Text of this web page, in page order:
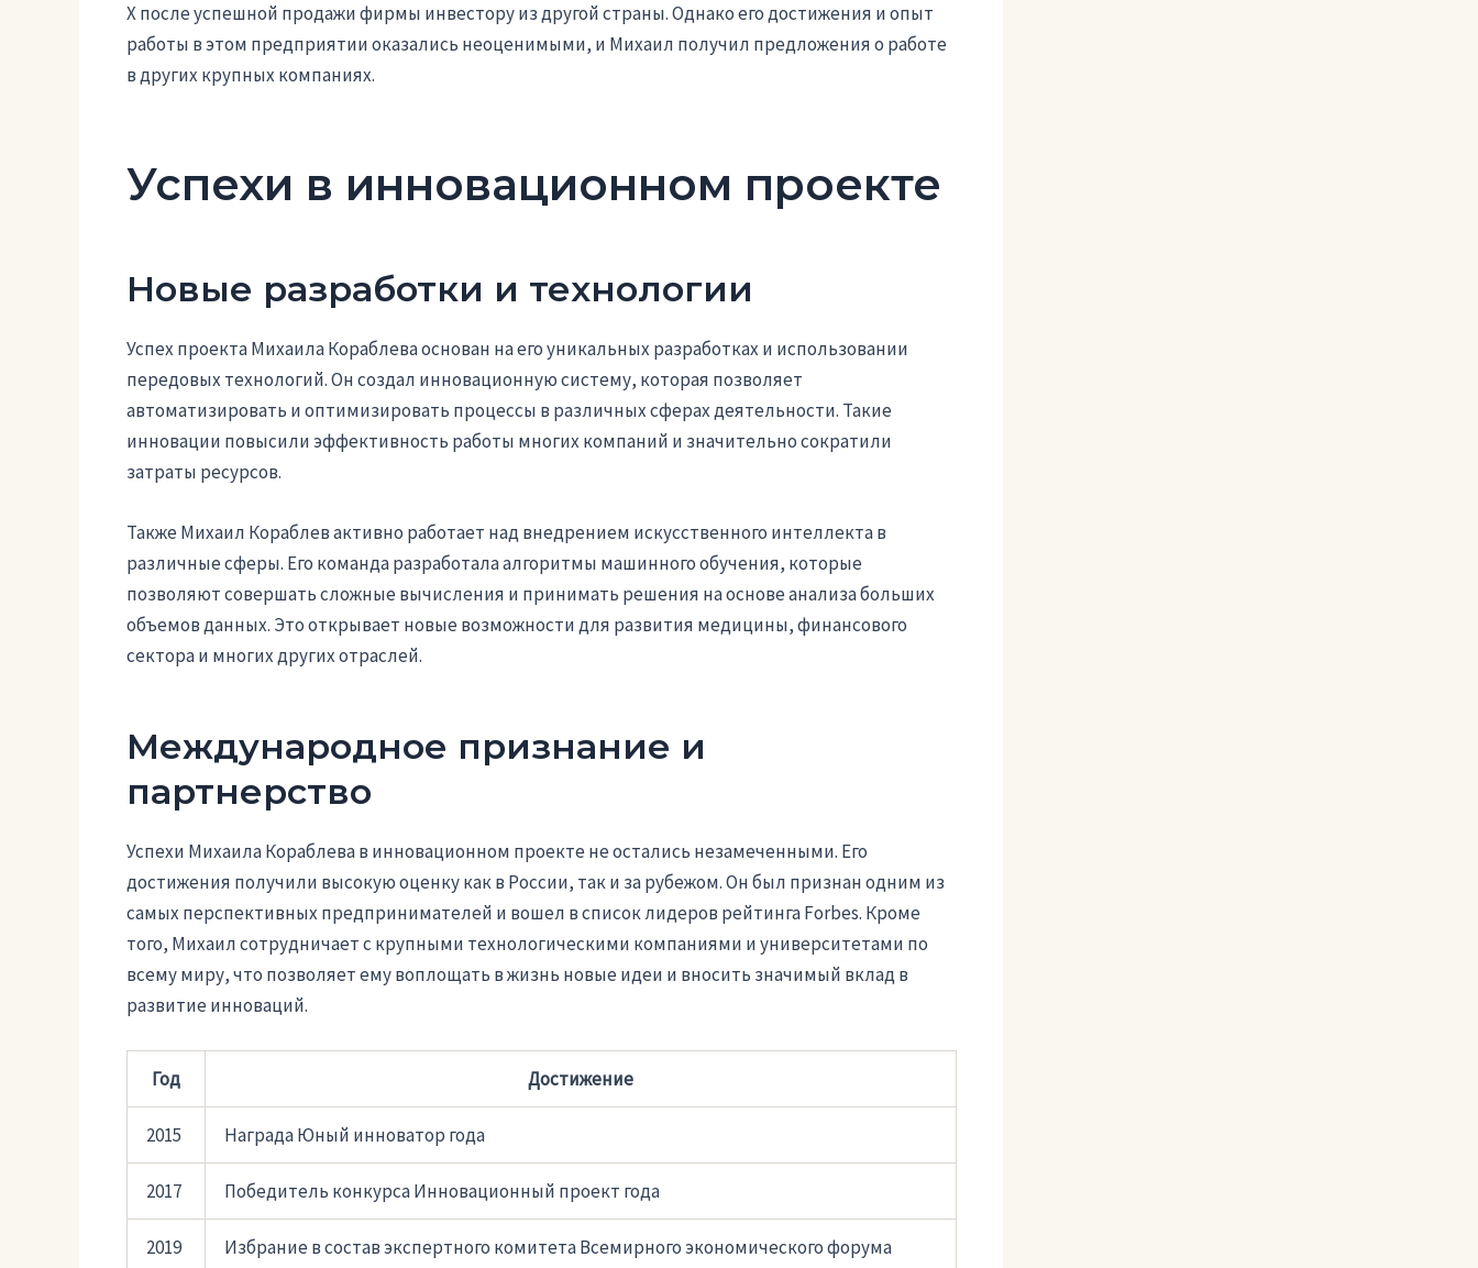
Х после успешной продажи фирмы инвестору из другой страны. Однако его достижения и опыт
работы в этом предприятии оказались неоценимыми, и Михаил получил предложения о работе
в других крупных компаниях.
Успехи в инновационном проекте
Новые разработки и технологии
Успех проекта Михаила Кораблева основан на его уникальных разработках и использовании
передовых технологий. Он создал инновационную систему, которая позволяет
автоматизировать и оптимизировать процессы в различных сферах деятельности. Такие
инновации повысили эффективность работы многих компаний и значительно сократили
затраты ресурсов.
Также Михаил Кораблев активно работает над внедрением искусственного интеллекта в
различные сферы. Его команда разработала алгоритмы машинного обучения, которые
позволяют совершать сложные вычисления и принимать решения на основе анализа больших
объемов данных. Это открывает новые возможности для развития медицины, финансового
сектора и многих других отраслей.
Международное признание и
партнерство
Успехи Михаила Кораблева в инновационном проекте не остались незамеченными. Его
достижения получили высокую оценку как в России, так и за рубежом. Он был признан одним из
самых перспективных предпринимателей и вошел в список лидеров рейтинга Forbes. Кроме
того, Михаил сотрудничает с крупными технологическими компаниями и университетами по
всему миру, что позволяет ему воплощать в жизнь новые идеи и вносить значимый вклад в
развитие инноваций.
Год Достижение
2015 Награда Юный инноватор года
2017 Победитель конкурса Инновационный проект года
2019 Избрание в состав экспертного комитета Всемирного экономического форума